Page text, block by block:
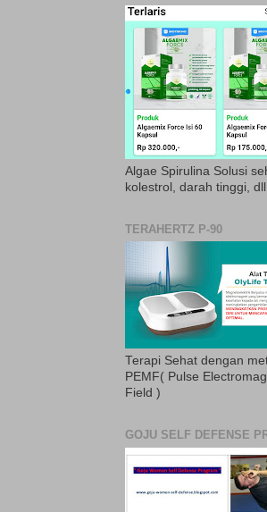
Algae Spirulina Solusi
kolestrol, darah tinggi, dll.
TERAHERTZ P-90
Terapi Sehat dengan
PEMF( Pulse
Field )
GOJU SELF DEFENSE